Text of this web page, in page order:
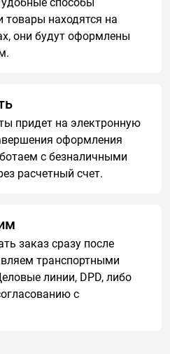
товары находятся на
они будут оформлены
придет на электронную
оформления
с безналичными
расчетный счет.
заказ сразу после
транспортными
линии, DPD, либо
с